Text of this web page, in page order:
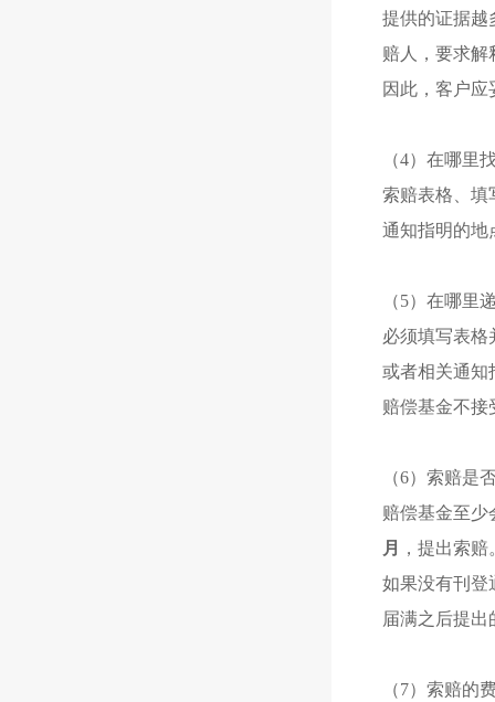
提供的证据越
赔人，要求解
因此，客户
（4）在哪里
索赔表格、填
通知指明的地
（5）在哪里
必须填写表格
或者相关通知
赔偿基金不接
（6）索赔是
赔偿基金至少
月
，提出索赔
如果没有刊登
届满之后提出
（7）索赔的